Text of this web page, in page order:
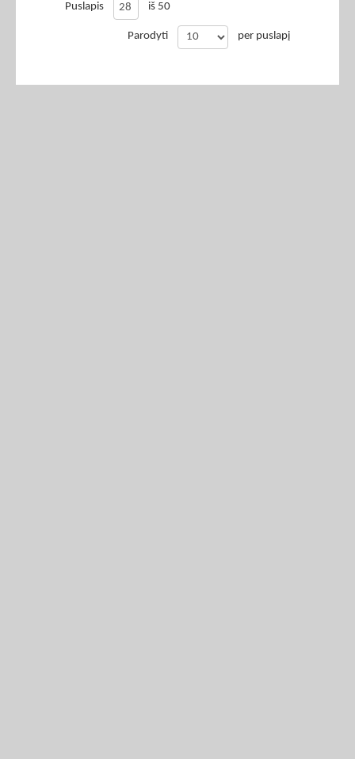
Puslapis iš 50
Parodyti per puslapį